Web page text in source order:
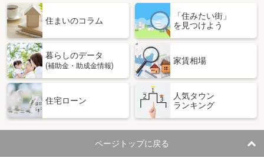
住まいのコラム
「住みたい街」
を見つけよう
暮らしのデータ
(補助金・助成金情報)
家賃相場
住宅ローン
人気タウン
ランキング
ページトップに戻る